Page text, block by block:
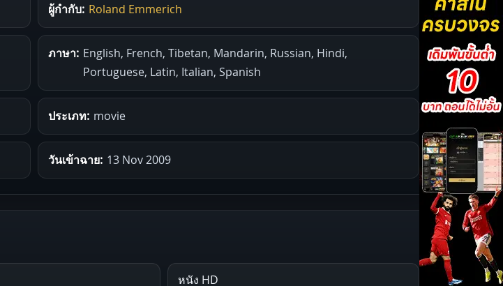
ผู้กำกับ: Roland Emmerich
ภาษา: English, French, Tibetan, Mandarin, Russian, Hindi,
Portuguese, Latin, Italian, Spanish
ประเภท: movie
วันเข้าฉาย: 13 Nov 2009
หนัง HD